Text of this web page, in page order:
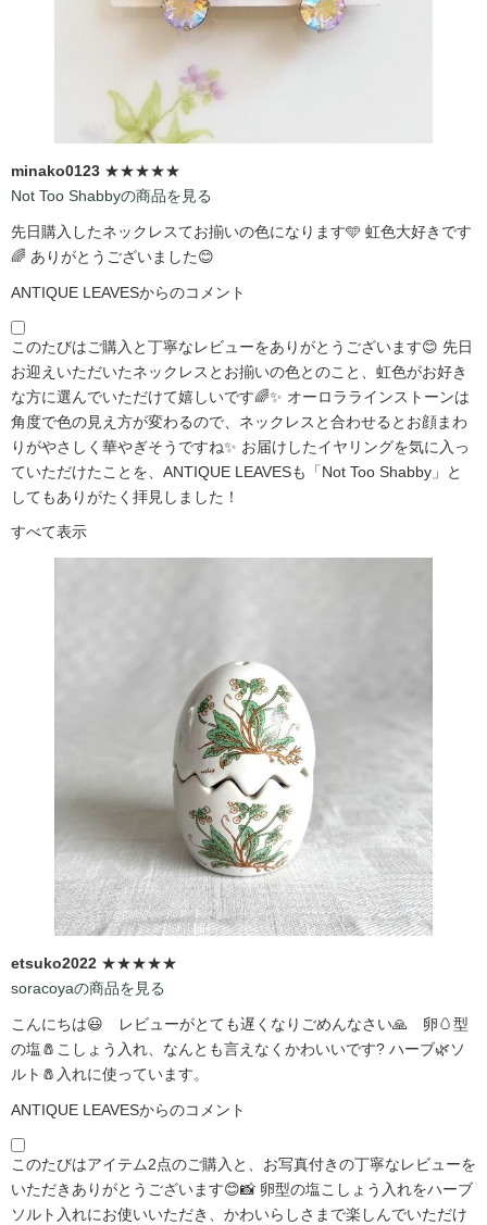
minako0123 ★★★★★
Not Too Shabbyの商品を見る
先日購入したネックレスてお揃いの色になります🩵 虹色大好きです
🌈 ありがとうございました😊
ANTIQUE LEAVESからのコメント
このたびはご購入と丁寧なレビューをありがとうございます😊 先日
お迎えいただいたネックレスとお揃いの色とのこと、虹色がお好き
な方に選んでいただけて嬉しいです🌈✨ オーロララインストーンは
角度で色の見え方が変わるので、ネックレスと合わせるとお顔まわ
りがやさしく華やぎそうですね✨ お届けしたイヤリングを気に入っ
ていただけたことを、ANTIQUE LEAVESも「Not Too Shabby」と
してもありがたく拝見しました！
すべて表示
etsuko2022 ★★★★★
soracoyaの商品を見る
こんにちは😃 レビューがとても遅くなりごめんなさい🙏 卵🥚型
の塩🧂こしょう入れ、なんとも言えなくかわいいです?️ ハーブ🌿ソ
ルト🧂入れに使っています。
ANTIQUE LEAVESからのコメント
このたびはアイテム2点のご購入と、お写真付きの丁寧なレビューを
いただきありがとうございます😊📸 卵型の塩こしょう入れをハーブ
ソルト入れにお使いいただき、かわいらしさまで楽しんでいただけ